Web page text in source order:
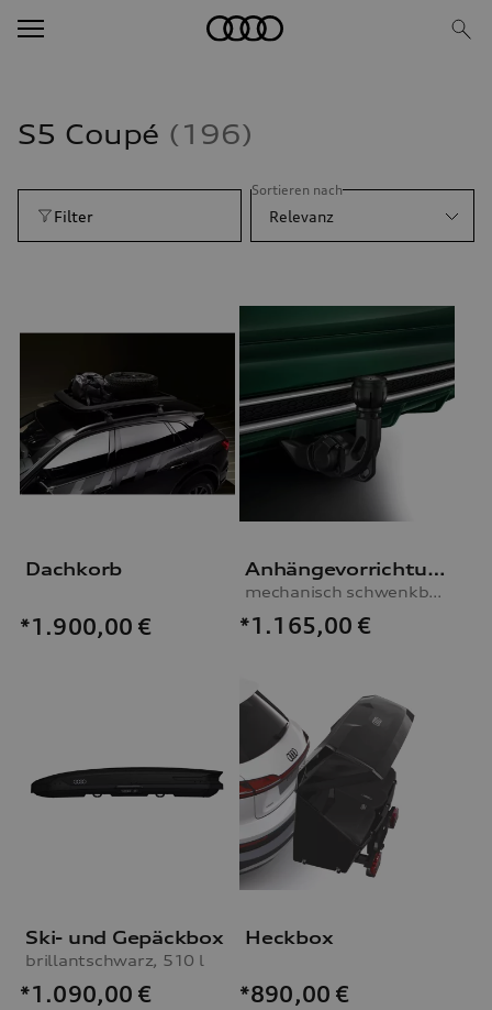
S5 Coupé 196
Filter
Sortieren nach
Relevanz
Dachkorb
*1.900,00 €
Anhängevorrichtung
mechanisch schwenkbar, inkl. E-Satz
*1.165,00 €
Ski- und Gepäckbox
brillantschwarz, 510 l
*1.090,00 €
Heckbox
*890,00 €